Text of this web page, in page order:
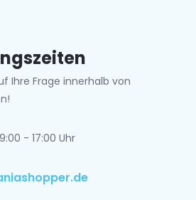
Ihre Frage innerhalb von
- 17:00 Uhr